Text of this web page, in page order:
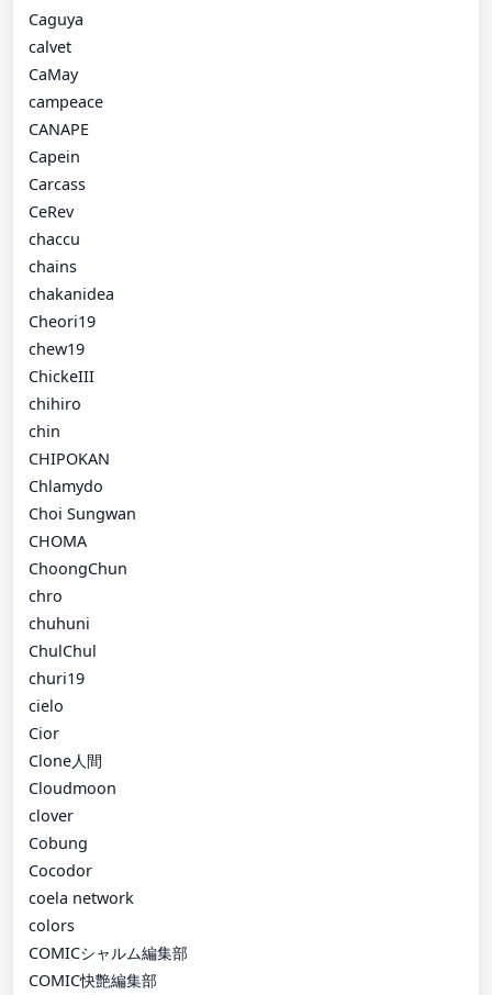
Caguya
calvet
CaMay
campeace
CANAPE
Capein
Carcass
CeRev
chaccu
chains
chakanidea
Cheori19
chew19
ChickeIII
chihiro
chin
CHIPOKAN
Chlamydo
Choi Sungwan
CHOMA
ChoongChun
chro
chuhuni
ChulChul
churi19
cielo
Cior
Clone人間
Cloudmoon
clover
Cobung
Cocodor
coela network
colors
COMICシャルム編集部
COMIC快艶編集部